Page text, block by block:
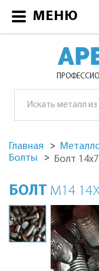
Главная
Болты
Болт
БОЛТ М14
МЕНЮ